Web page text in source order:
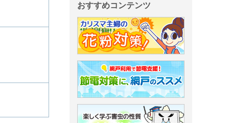
おすすめコンテンツ